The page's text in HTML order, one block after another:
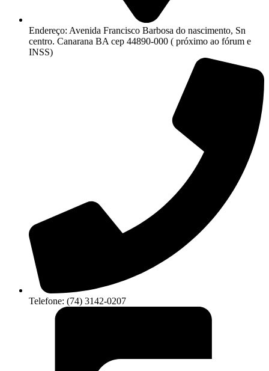
Endereço: Avenida Francisco Barbosa do nascimento, Sn
centro. Canarana BA cep 44890-000 ( próximo ao fórum e
INSS)
Telefone: (74) 3142-0207